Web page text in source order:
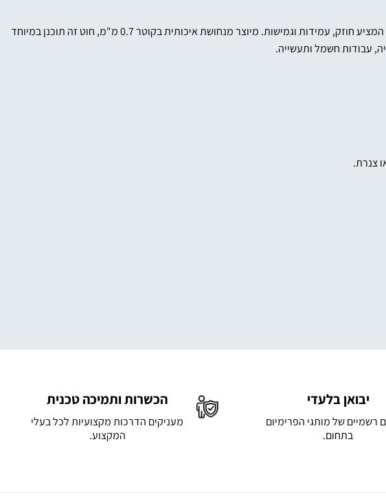
הוא כלי חיוני לאנשי מקצוע בתחום תיקון צנרות, המציע חוזק, עמידות וגמישות. מיוצר מנחושת איכותית בקוטר 0.7 מ"מ, חוט זה תוכנן במיוחד
צנרת.
יבואן בלעדי
רשמיים של מותגי הפרימיום
בתחום.
הכשרות ותמיכה טכנית
מעניקים הדרכות מקצועיות לכל בעלי
המקצוע.